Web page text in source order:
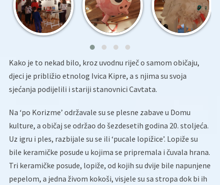
Kako je to nekad bilo, kroz uvodnu riječ o samom običaju,
djeci je približio etnolog Ivica Kipre, a s njima su svoja
sjećanja podijelili i stariji stanovnici Cavtata.
Na ‘po Korizme’ održavale su se plesne zabave u Domu
kulture, a običaj se održao do šezdesetih godina 20. stoljeća.
Uz igru i ples, razbijale su se ili ‘pucale lopižice’. Lopiže su
bile keramičke posude u kojima se pripremala i čuvala hrana.
Tri keramičke posude, lopiže, od kojih su dvije bile napunjene
pepelom, a jedna živom kokoši, visjele su sa stropa dok bi ih